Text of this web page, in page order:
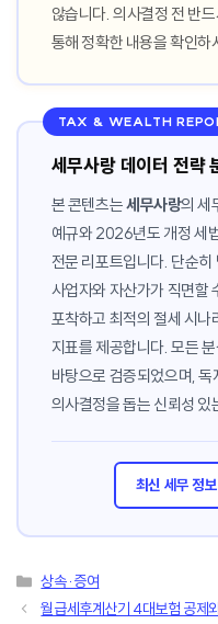
않습니다. 의사결정 전 반
통해 정확한 내용을 확인하
TAX & WEALTH
세무사랑 데이터 전
본 콘텐츠는세무사랑의 세
예규와 2026년도 개정 세
전문 리포트입니다. 단순
사업자와 자산가가 직면할
포착하고 최적의 절세 시
지표를 제공합니다. 모든
바탕으로 검증되었으며, 독
의사결정을 돕는 신뢰성 있
최신 세무 정보
카
테
상속·증여
월급세후계산기 4대보험 공제